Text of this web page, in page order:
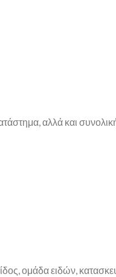
αλλά και
ομάδα ειδών,